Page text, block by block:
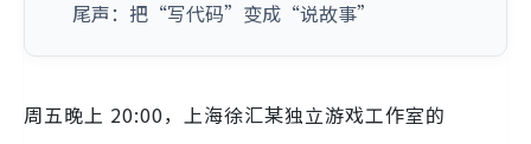
尾声：把“写代码”变成“说故事”
周五晚上 20:00，上海徐汇某独立游戏工作室的